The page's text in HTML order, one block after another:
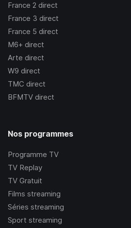
France 2 direct
France 3 direct
France 5 direct
M6+ direct
Arte direct
W9 direct
TMC direct
BFMTV direct
Nos programmes
Programme TV
TV Replay
TV Gratuit
Films streaming
Séries streaming
Sport streaming